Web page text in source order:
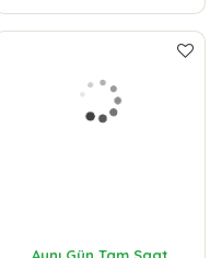
Aynı Gün Tam Saat